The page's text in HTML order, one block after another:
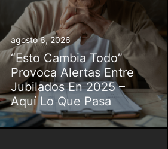
agosto 6, 2026
“Esto Cambia Todo”
Provoca Alertas Entre
Jubilados En 2025 –
Aquí Lo Que Pasa